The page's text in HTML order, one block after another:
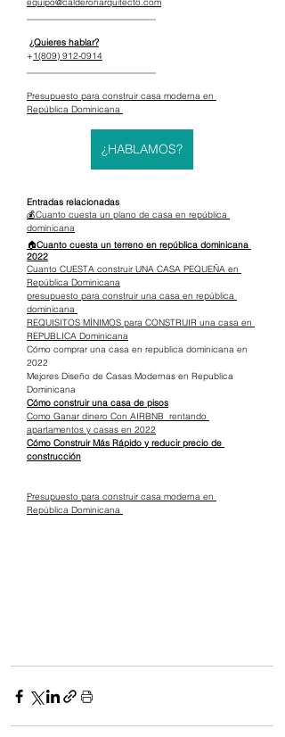
¿Quieres hablar?
+1(809) 912-0914
Presupuesto para construir casa moderna en
República Dominicana
¿HABLAMOS?
Entradas relacionadas
💰Cuanto cuesta un plano de casa en república
dominicana
🏠Cuanto cuesta un terreno en república dominicana
2022
Cuanto CUESTA construir UNA CASA PEQUEÑA en
República Dominicana
presupuesto para construir una casa en república
dominicana
REQUISITOS MÍNIMOS para CONSTRUIR una casa en
REPUBLICA Dominicana
Cómo comprar una casa en republica dominicana en
2022
Mejores Diseño de Casas Modernas en Republica
Dominicana
Cómo construir una casa de pisos
Como Ganar dinero Con AIRBNB  rentando
apartamentos y casas en 2022
Cómo Construir Más Rápido y reducir precio de
construcción
Presupuesto para construir casa moderna en
República Dominicana